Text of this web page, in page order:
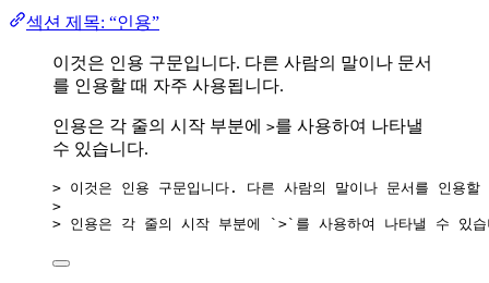
섹션 제목: “인용”
이것은 인용 구문입니다. 다른 사람의 말이나 문서
를 인용할 때 자주 사용됩니다.
인용은 각 줄의 시작 부분에 >를 사용하여 나타낼
수 있습니다.
> 이것은 인용 구문입니다. 다른 사람의 말이나 문서를 인용
>
> 인용은 각 줄의 시작 부분에
`>` 를 사용하여 나타낼 수 있